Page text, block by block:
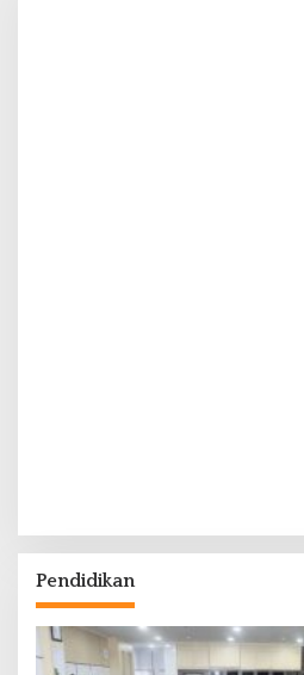
Pendidikan